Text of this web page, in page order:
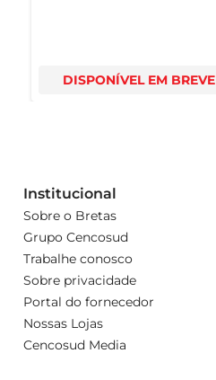
DISPONÍVEL EM BREVE
Institucional
Sobre o Bretas
Grupo Cencosud
Trabalhe conosco
Sobre privacidade
Portal do fornecedor
Nossas Lojas
Cencosud Media